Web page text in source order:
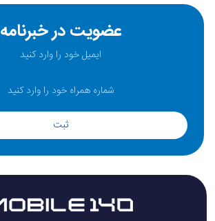
عضویت در خبرنامه
ثبت